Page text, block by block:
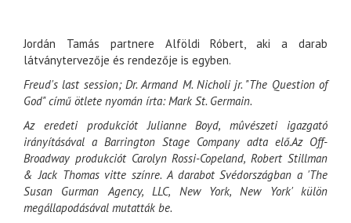
Jordán Tamás partnere Alföldi Róbert, aki a darab
látványtervezője és rendezője is egyben.
Freud's last session; Dr. Armand M. Nicholi jr. "The Question of
God" című ötlete nyomán írta: Mark St. Germain.
Az eredeti produkciót Julianne Boyd, mûvészeti igazgató
irányításával a Barrington Stage Company adta elő.Az Off-
Broadway produkciót Carolyn Rossi-Copeland, Robert Stillman
& Jack Thomas vitte színre. A darabot Svédországban a 'The
Susan Gurman Agency, LLC, New York, New York' külön
megállapodásával mutatták be.